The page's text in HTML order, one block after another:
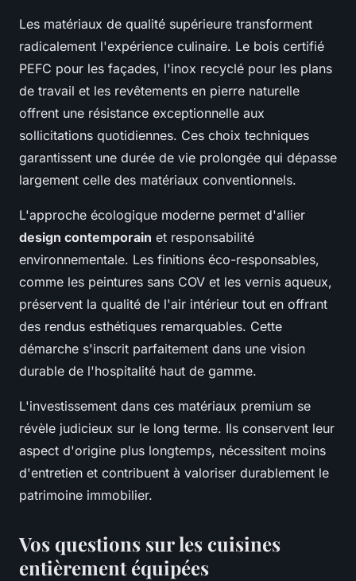
Les matériaux de qualité supérieure transforment
radicalement l'expérience culinaire. Le bois certifié
PEFC pour les façades, l'inox recyclé pour les plans
de travail et les revêtements en pierre naturelle
offrent une résistance exceptionnelle aux
sollicitations quotidiennes. Ces choix techniques
garantissent une durée de vie prolongée qui dépasse
largement celle des matériaux conventionnels.
L'approche écologique moderne permet d'allier
design contemporain et responsabilité
environnementale. Les finitions éco-responsables,
comme les peintures sans COV et les vernis aqueux,
préservent la qualité de l'air intérieur tout en offrant
des rendus esthétiques remarquables. Cette
démarche s'inscrit parfaitement dans une vision
durable de l'hospitalité haut de gamme.
L'investissement dans ces matériaux premium se
révèle judicieux sur le long terme. Ils conservent leur
aspect d'origine plus longtemps, nécessitent moins
d'entretien et contribuent à valoriser durablement le
patrimoine immobilier.
Vos questions sur les cuisines
entièrement équipées